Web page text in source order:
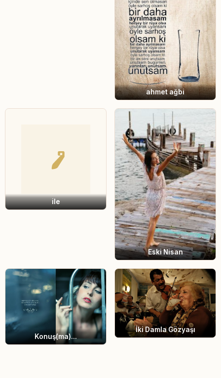
ahmet ağbi
ile
Eski Nisan
Konuş(ma)...
İki Damla Gözyaşı